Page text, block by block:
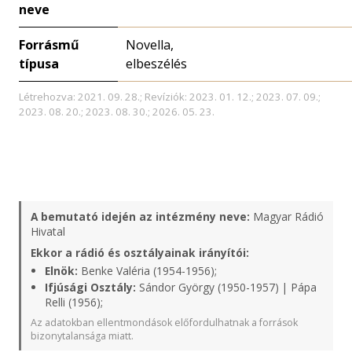
neve
Forrásmű
típusa
Novella,
elbeszélés
Létrehozva: 2021. 09. 28.; Revíziók: 2023. 01. 12.; 2023. 07. 09.;
2023. 08. 20.; 2023. 08. 30.; 2026. 05. 23.
A bemutató idején az intézmény neve: Magyar Rádió
Hivatal
Ekkor a rádió és osztályainak irányítói:
Elnök: Benke Valéria (1954-1956);
Ifjúsági Osztály: Sándor György (1950-1957) | Pápa
Relli (1956);
Az adatokban ellentmondások előfordulhatnak a források
bizonytalansága miatt.